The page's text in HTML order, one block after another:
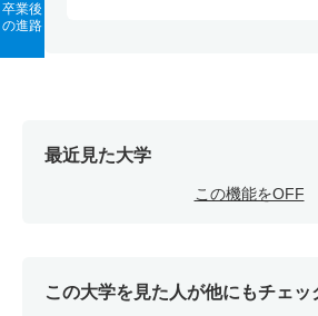
卒業後
の進路
最近見た大学
この機能をOFF
この大学を見た人が他にもチェッ